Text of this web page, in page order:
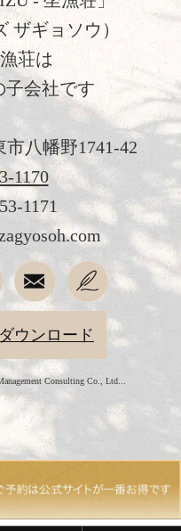
ザギョソウ）
荘は
子会社です
八幡野1741-42
1170
1171
ウンロード
Consulting Co., Ltd...
験
内
リー
ラン
せ
質問
リシー